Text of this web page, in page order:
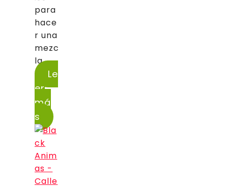
para
hace
r una
mezc
la...
Le
er
má
s